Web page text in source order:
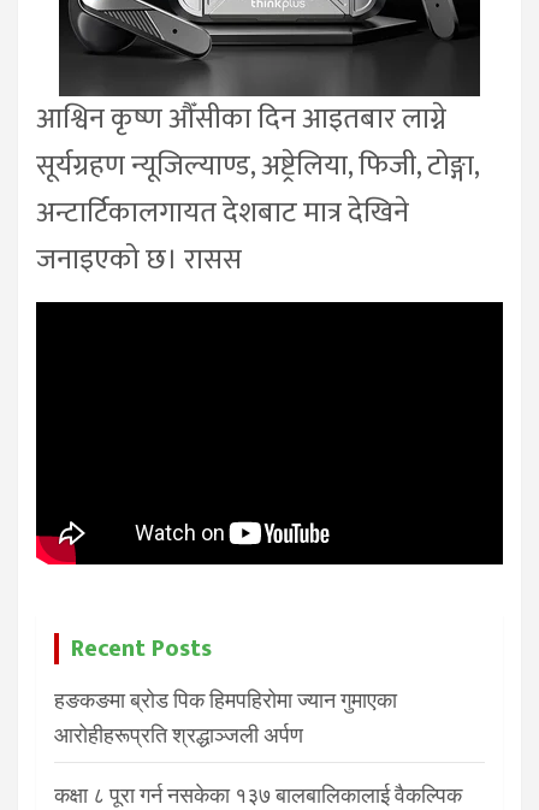
आश्विन कृष्ण औँसीका दिन आइतबार लाग्ने
सूर्यग्रहण न्यूजिल्याण्ड, अष्ट्रेलिया, फिजी, टोङ्गा,
अन्टार्टिकालगायत देशबाट मात्र देखिने
जनाइएको छ। रासस
Recent Posts
हङकङमा ब्रोड पिक हिमपहिरोमा ज्यान गुमाएका
आरोहीहरूप्रति श्रद्धाञ्जली अर्पण
कक्षा ८ पूरा गर्न नसकेका १३७ बालबालिकालाई वैकल्पिक